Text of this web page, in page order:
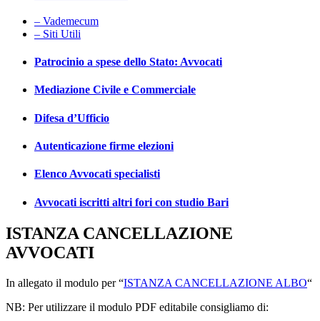
– Vademecum
– Siti Utili
Patrocinio a spese dello Stato: Avvocati
Mediazione Civile e Commerciale
Difesa d’Ufficio
Autenticazione firme elezioni
Elenco Avvocati specialisti
Avvocati iscritti altri fori con studio Bari
ISTANZA CANCELLAZIONE
AVVOCATI
In allegato il modulo per “ISTANZA CANCELLAZIONE ALBO“
NB: Per utilizzare il modulo PDF editabile consigliamo di: